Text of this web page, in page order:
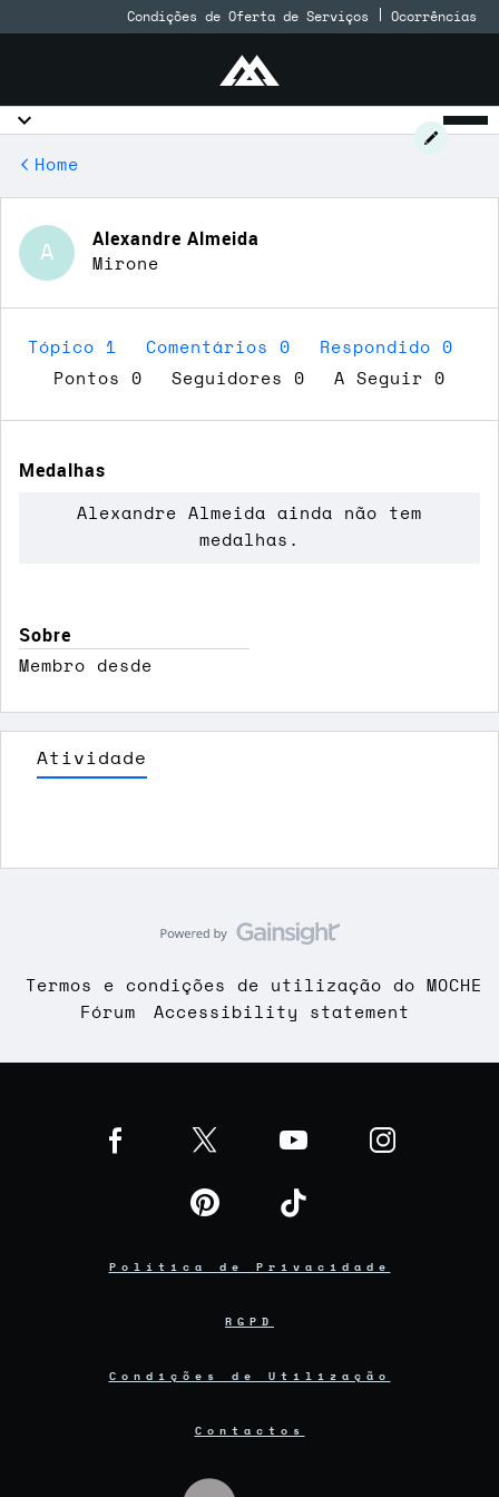
Condições de Oferta de Serviços Ocorrências
Home
A
Alexandre Almeida
Mirone
Tópico 1 Comentários 0
Respondido 0
Pontos 0
Seguidores 0 A Seguir 0
Medalhas
Alexandre Almeida ainda não tem
medalhas.
Sobre
Membro desde
Atividade
Termos e condições de utilização do MOCHE
Fórum
Accessibility statement
Política de Privacidade
RGPD
Condições de Utilização
Contactos